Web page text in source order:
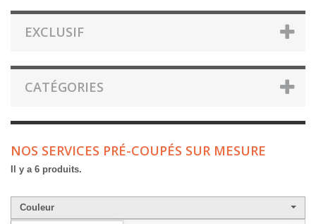
EXCLUSIF
CATÉGORIES
NOS SERVICES PRÉ-COUPÉS SUR MESURE
Il y a 6 produits.
Couleur